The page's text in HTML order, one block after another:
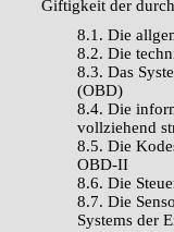
Giftigkeit der
8.1. Die
8.2. Die
8.3. Das
(OBD)
8.4. Die
vollziehend
8.5. Die
OBD-II
8.6. Die
8.7. Die
Systems der